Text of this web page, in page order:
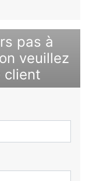
pas à
veuillez
client